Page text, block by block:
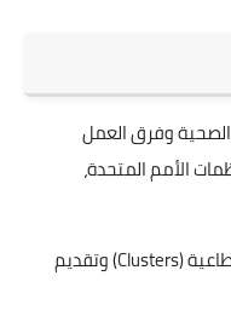
وفرق العمل
الأمم المتحدة،
حضور اجتماعات المجموعات القطاعية (Clusters) وتقديم